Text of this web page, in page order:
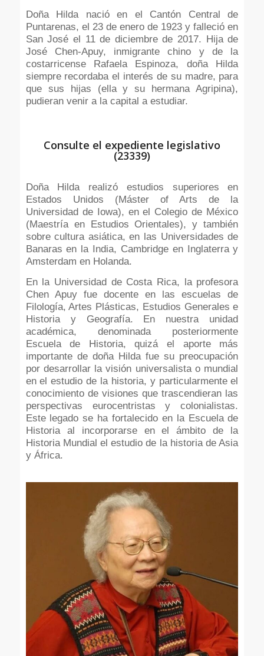
Doña Hilda nació en el Cantón Central de
Puntarenas, el 23 de enero de 1923 y falleció en
San José el 11 de diciembre de 2017. Hija de
José Chen-Apuy, inmigrante chino y de la
costarricense Rafaela Espinoza, doña Hilda
siempre recordaba el interés de su madre, para
que sus hijas (ella y su hermana Agripina),
pudieran venir a la capital a estudiar.
Consulte el expediente legislativo
(23339)
Doña Hilda realizó estudios superiores en
Estados Unidos (Máster of Arts de la
Universidad de Iowa), en el Colegio de México
(Maestría en Estudios Orientales), y también
sobre cultura asiática, en las Universidades de
Banaras en la India, Cambridge en Inglaterra y
Amsterdam en Holanda.
En la Universidad de Costa Rica, la profesora
Chen Apuy fue docente en las escuelas de
Filología, Artes Plásticas, Estudios Generales e
Historia y Geografía. En nuestra unidad
académica, denominada posteriormente
Escuela de Historia, quizá el aporte más
importante de doña Hilda fue su preocupación
por desarrollar la visión universalista o mundial
en el estudio de la historia, y particularmente el
conocimiento de visiones que trascendieran las
perspectivas eurocentristas y colonialistas.
Este legado se ha fortalecido en la Escuela de
Historia al incorporarse en el ámbito de la
Historia Mundial el estudio de la historia de Asia
y África.